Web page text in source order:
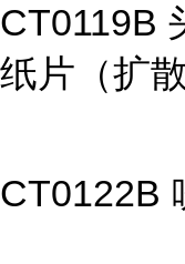
CT0119B
纸片（扩
CT0122B